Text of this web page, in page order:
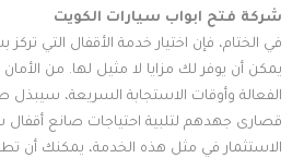
شركة فتح ابواب سيارات الكويت
في الختام، فإن اختيار خدمة الأقفال التي تركز
يمكن أن يوفر لك مزايا لا مثيل لها. من
الفعالة وأوقات الاستجابة السريعة، سيبذل
قصارى جهدهم لتلبية احتياجات صانع أقفال
الاستثمار في مثل هذه الخدمة، يمكنك أن